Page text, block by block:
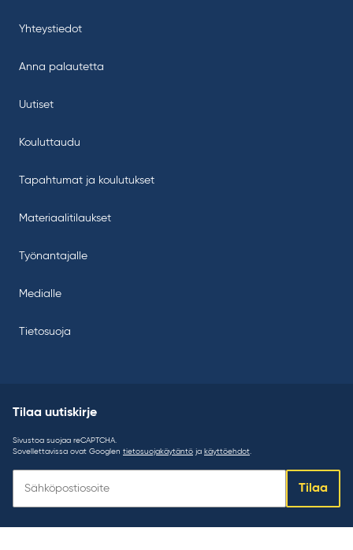
Yhteystiedot
Anna palautetta
Uutiset
Kouluttaudu
Tapahtumat ja koulutukset
Materiaalitilaukset
Työnantajalle
Medialle
Tietosuoja
Tilaa uutiskirje
Sivustoa suojaa reCAPTCHA.
Sovellettavissa ovat Googlen tietosuojakäytäntö ja käyttöehdot.
uutiskirje:
Tilaa